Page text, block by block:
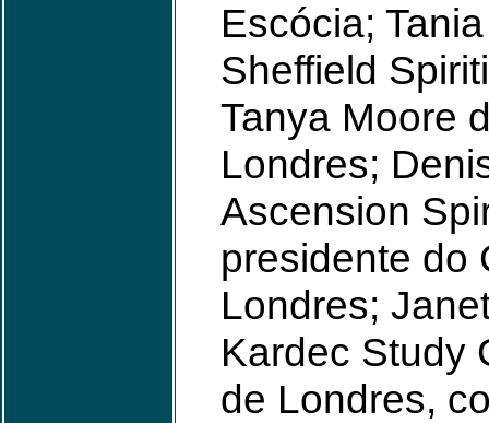
Escócia;
Sheffield
Tanya Moore
Londres;
Ascension
presidente do
Londres;
Kardec Study
de Londres,